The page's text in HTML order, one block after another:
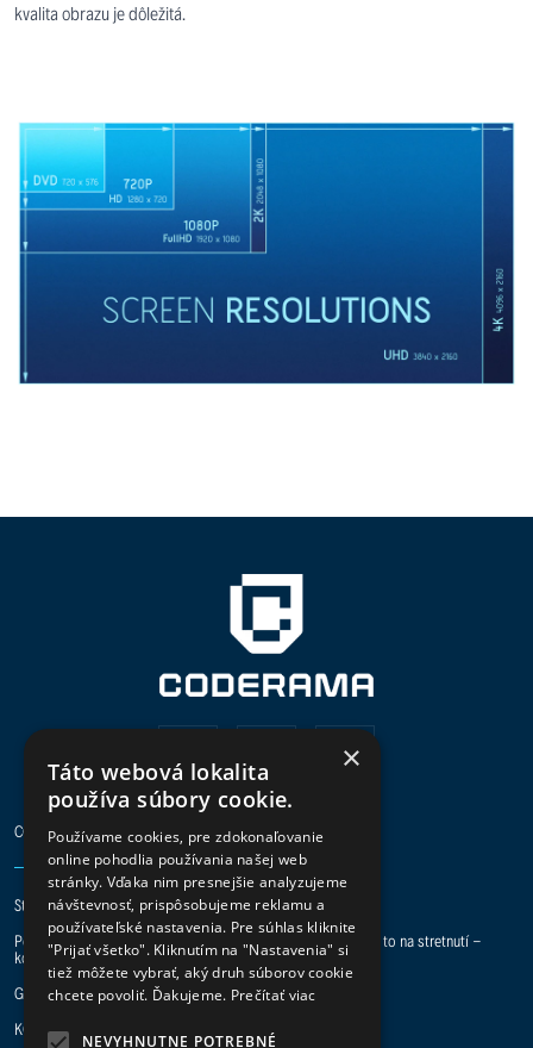
kvalita obrazu je dôležitá.
CODERAMA
Staň sa digital hero a pridaj sa k nám do tímu.
Potrebuje vaša spoločnosť pomoc s IT projektmi? Preberme to na stretnutí -
kontakt je tu.
GDPR|ISO 27001| ISO 9001
KONTAKT
×
Táto webová lokalita
používa súbory cookie.
Používame cookies, pre zdokonaľovanie
online pohodlia používania našej web
stránky. Vďaka nim presnejšie analyzujeme
návštevnosť, prispôsobujeme reklamu a
používateľské nastavenia. Pre súhlas kliknite
"Prijať všetko". Kliknutím na "Nastavenia" si
tiež môžete vybrať, aký druh súborov cookie
chcete povoliť. Ďakujeme. Prečítať viac
NEVYHNUTNE POTREBNÉ